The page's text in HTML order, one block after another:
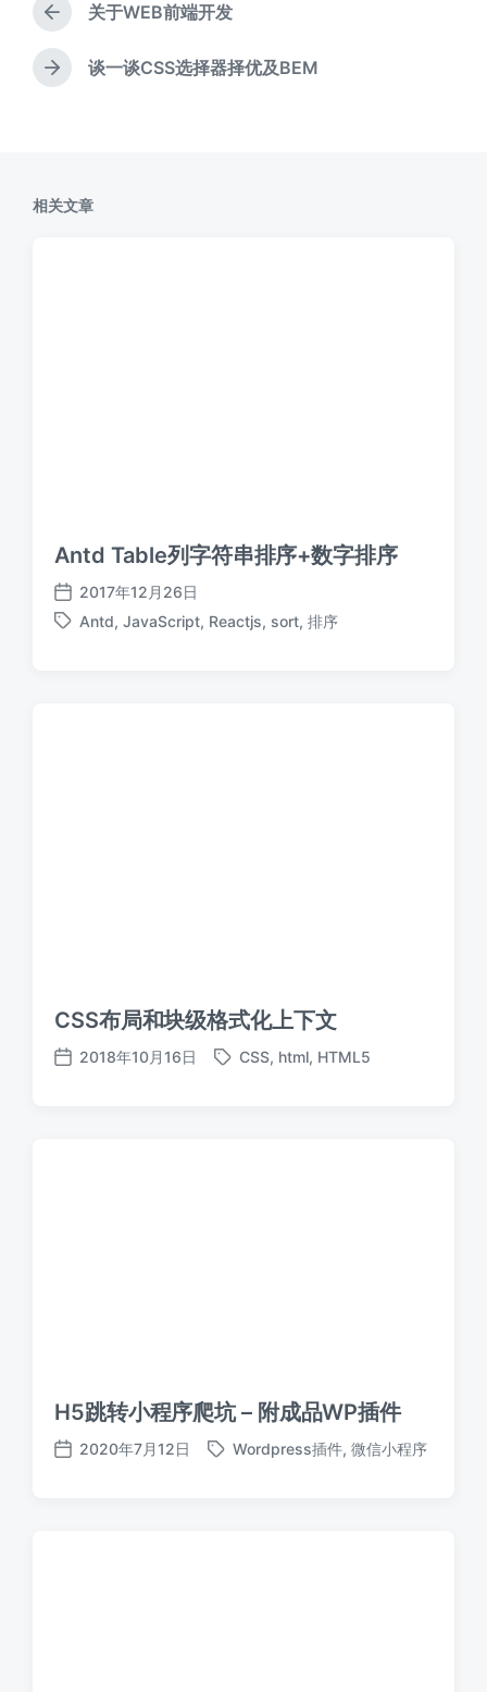
上
篇
文
章
关于WEB前端开发
下
谈一谈CSS选择器择优及BEM
相关文章
Antd Table列字符串排序+数字排序
发
布
2017年12月26日
标
Antd, JavaScript, Reactjs, sort, 排序
CSS布局和块级格式化上下文
发
2018年10月16日
标
CSS, html, HTML5
H5跳转小程序爬坑 – 附成品WP插件
发
2020年7月12日
标
Wordpress插件, 微信小程序